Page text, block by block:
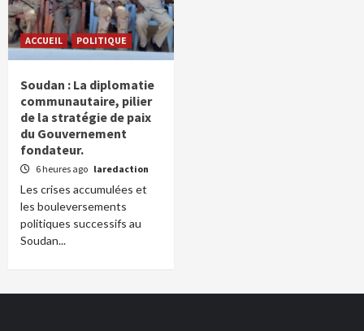
ACCUEIL POLITIQUE
Soudan : La diplomatie
communautaire, pilier
de la stratégie de paix
du Gouvernement
fondateur.
6 heures ago laredaction
Les crises accumulées et
les bouleversements
politiques successifs au
Soudan...